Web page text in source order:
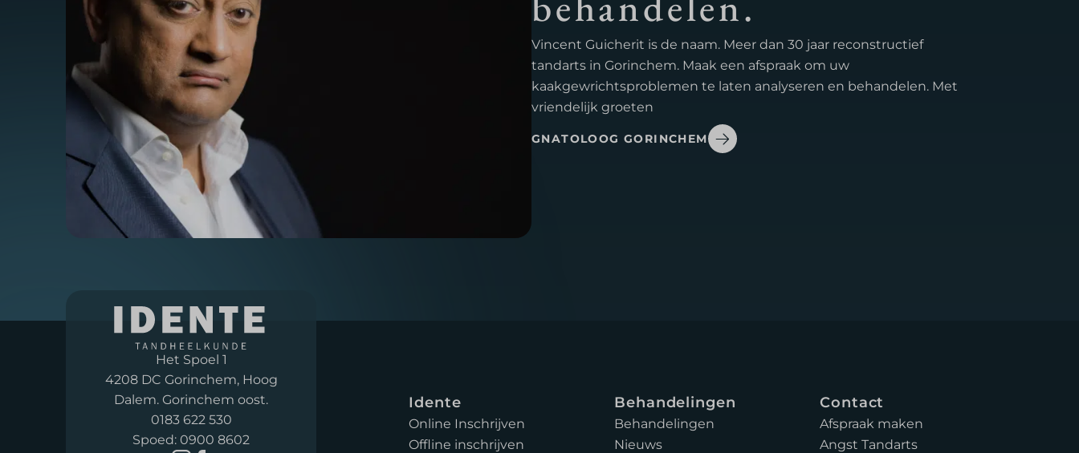
Vincent Guicherit is de naam. Meer dan 30 jaar reconstructief
tandarts in Gorinchem. Maak een afspraak om uw
kaakgewrichtsproblemen te laten analyseren en behandelen. Met
vriendelijk groeten
GNATOLOOG GORINCHEM
Het Spoel 1
4208 DC Gorinchem, Hoog
Dalem. Gorinchem oost.
0183 622 530
Spoed: 0900 8602
Idente
Online Inschrijven
Offline inschrijven
Behandelingen
Behandelingen
Nieuws
Contact
Afspraak maken
Angst Tandarts